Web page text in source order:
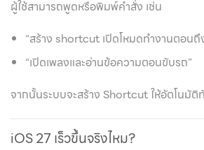
ผู้ใช้สามารถพูดหรือพิมพ์คำสั่ง เช่น
“สร้าง shortcut เปิดโหมดทำงานตอน
“เปิดเพลงและอ่านข้อความตอนขับรถ”
จากนั้นระบบจะสร้าง Shortcut ให้อัตโนมัติ
iOS 27 เร็วขึ้นจริงไหม?